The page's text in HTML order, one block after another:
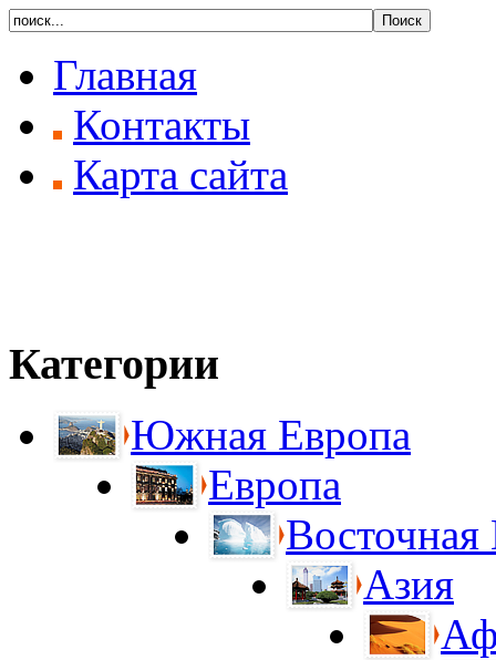
Главная
Контакты
Карта сайта
Категории
Южная Европа
Европа
Восточная
Азия